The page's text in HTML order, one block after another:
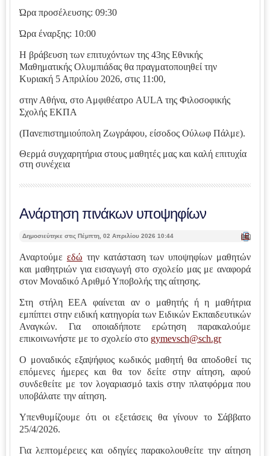
Ώρα προσέλευσης: 09:30
Ώρα έναρξης: 10:00
Η βράβευση των επιτυχόντων της 43ης Εθνικής
Μαθηματικής Ολυμπιάδας θα πραγματοποιηθεί την
Κυριακή 5 Απριλίου 2026, στις 11:00,
στην Αθήνα, στο Αμφιθέατρο AULA της Φιλοσοφικής
Σχολής ΕΚΠΑ
(Πανεπιστημιούπολη Ζωγράφου, είσοδος Ούλωφ Πάλμε).
Θερμά συγχαρητήρια στους μαθητές μας και καλή επιτυχία
στη συνέχεια
Ανάρτηση πινάκων υποψηφίων
| Ε
ύπ
ωσ
η |
Δημοσιεύτηκε στις Πέμπτη, 02 Απριλίου 2026 10:44
Αναρτούμε εδώ την κατάσταση των υποψηφίων μαθητών
και μαθητριών για εισαγωγή στο σχολείο μας με αναφορά
στον Μοναδικό Αριθμό Υποβολής της αίτησης.
Στη στήλη ΕΕΑ φαίνεται αν ο μαθητής ή η μαθήτρια
εμπίπτει στην ειδική κατηγορία των Ειδικών Εκπαιδευτικών
Αναγκών. Για οποιαδήποτε ερώτηση παρακαλούμε
επικοινωνήστε με το σχολείο στο gymevsch@sch.gr
Ο μοναδικός εξαψήφιος κωδικός μαθητή θα αποδοθεί τις
επόμενες ήμερες και θα τον δείτε στην αίτηση, αφού
συνδεθείτε με τον λογαριασμό taxis στην πλατφόρμα που
υποβάλατε την αίτηση.
Υπενθυμίζουμε ότι οι εξετάσεις θα γίνουν το Σάββατο
25/4/2026.
Για λεπτομέρειες και οδηγίες παρακολουθείτε την αίτηση